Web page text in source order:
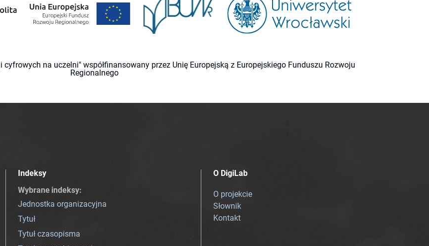
na uczelni" współfinansowany przez Unię Europejską z Europejskiego Funduszu Rozwoju
Regionalnego
Indeksy
Wybrane indeksy:
Jednostka organizacyjna
Tytuł
Tytuł czasopisma
O DigiLab
O projekcie
Słownik
Kontakt